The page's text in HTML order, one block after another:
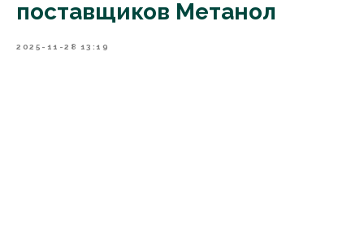
поставщиков Метанол
2025-11-28 13:19